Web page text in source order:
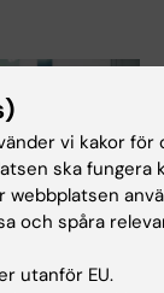
föräldrar
vi kakor för
ska fungera
och spåra
utanför EU.